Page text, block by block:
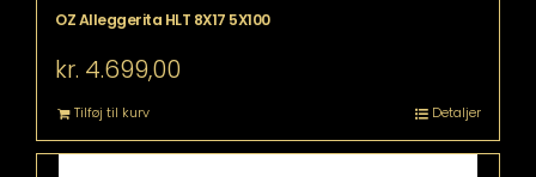
OZ Alleggerita HLT 8X17 5X100
kr. 4.699,00
Tilføj til kurv Detaljer